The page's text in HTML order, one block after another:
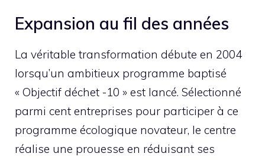
Expansion au fil des années
La véritable transformation débute en 2004
lorsqu’un ambitieux programme baptisé
« Objectif déchet -10 » est lancé. Sélectionné
parmi cent entreprises pour participer à ce
programme écologique novateur, le centre
réalise une prouesse en réduisant ses